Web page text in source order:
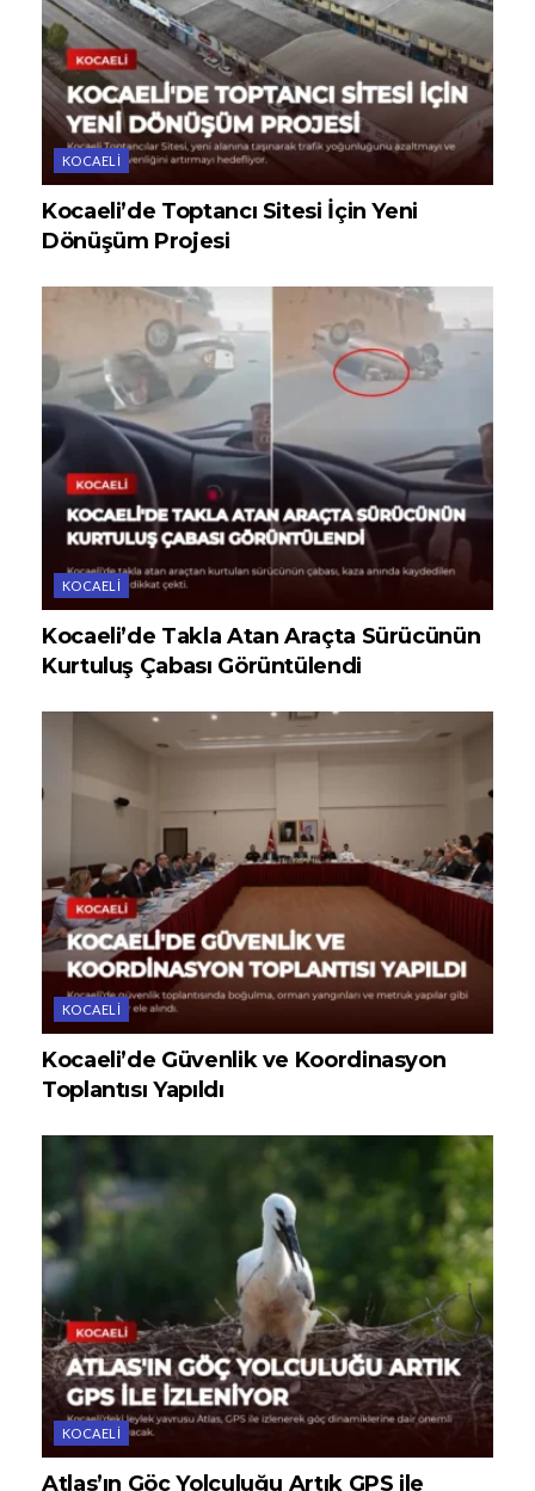
KOCAELI
Kocaeli’de Toptancı Sitesi İçin Yeni
Dönüşüm Projesi
KOCAELI
Kocaeli’de Takla Atan Araçta Sürücünün
Kurtuluş Çabası Görüntülendi
KOCAELI
Kocaeli’de Güvenlik ve Koordinasyon
Toplantısı Yapıldı
KOCAELI
Atlas’ın Göç Yolculuğu Artık GPS ile